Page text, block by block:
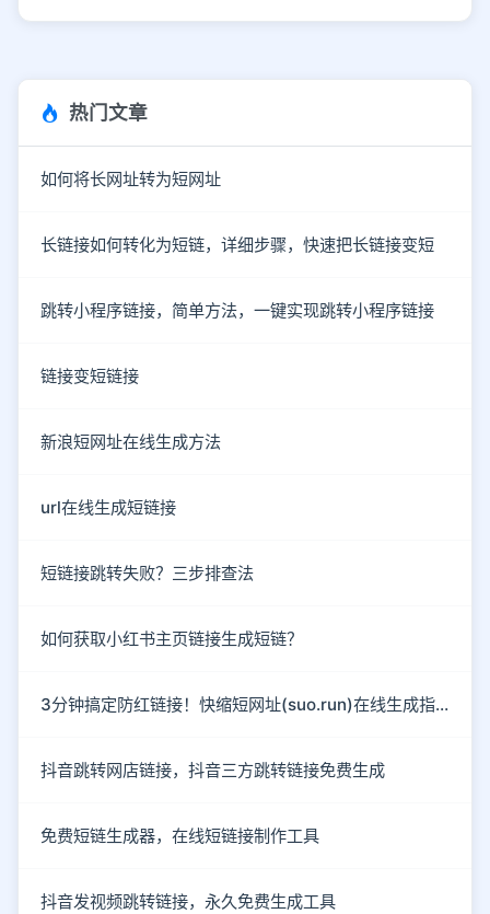
热门文章
如何将长网址转为短网址
长链接如何转化为短链，详细步骤，快速把长链接变短
跳转小程序链接，简单方法，一键实现跳转小程序链接
链接变短链接
新浪短网址在线生成方法
url在线生成短链接
短链接跳转失败？三步排查法
如何获取小红书主页链接生成短链？
3分钟搞定防红链接！快缩短网址(suo.run)在线生成指南
抖音跳转网店链接，抖音三方跳转链接免费生成
免费短链生成器，在线短链接制作工具
抖音发视频跳转链接，永久免费生成工具